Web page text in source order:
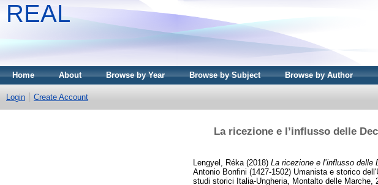
REAL
Home About Browse by Year Browse by Subject Browse by Author
Login Create Account
La ricezione e l’influsso delle
Lengyel, Réka (2018) La ricezione e l’influsso delle
Antonio Bonfini (1427-1502) Umanista e storico
studi storici Italia-Ungheria, Montalto delle Marche,